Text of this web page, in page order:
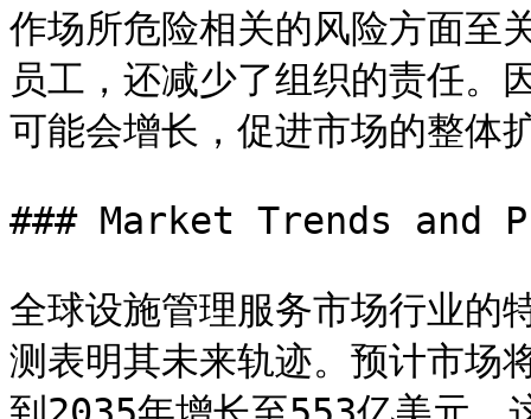
作场所危险相关的风险方面至
员工，还减少了组织的责任。
可能会增长，促进市场的整体
### Market Trends and
全球设施管理服务市场行业的
测表明其未来轨迹。预计市场